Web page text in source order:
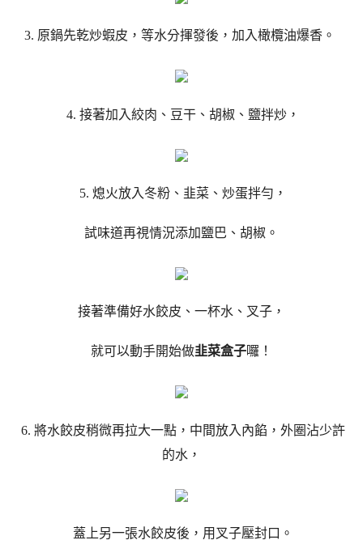
3. 原鍋先乾炒蝦皮，等水分揮發後，加入橄欖油爆香。
4. 接著加入絞肉、豆干、胡椒、鹽拌炒，
5. 熄火放入冬粉、韭菜、炒蛋拌勻，
試味道再視情況添加鹽巴、胡椒。
接著準備好水餃皮、一杯水、叉子，
就可以動手開始做韭菜盒子囉！
6. 將水餃皮稍微再拉大一點，中間放入內餡，外圈沾少許
的水，
蓋上另一張水餃皮後，用叉子壓封口。